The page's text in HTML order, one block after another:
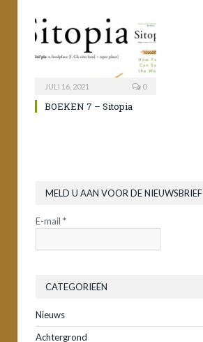
JULI 16, 2021 0
BOEKEN 7 – Sitopia
MELD U AAN VOOR DE NIEUWSBRIEF
E-mail *
CATEGORIEËN
Nieuws
Achtergrond